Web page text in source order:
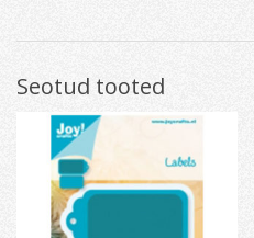
Seotud tooted